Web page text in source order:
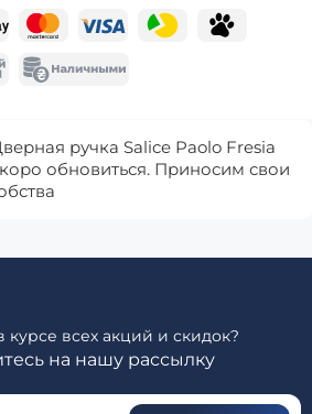
ручка Salice Paolo Fresia
обновиться. Приносим свои
курсе всех акций и скидок?
на нашу рассылку